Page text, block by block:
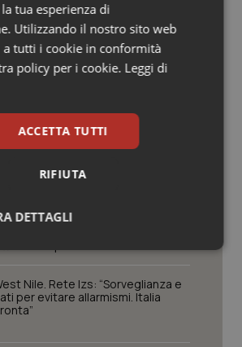
& Testa Collo
interessarti in
e Professioni
dell’adeguamento
Nile. Rete Izs: “Sorveglianza e
per evitare allarmismi. Italia
tua esperienza di
Utilizzando il nostro sito web
a tutti i cookie in conformità
policy per i cookie. Leggi di
ACCETTA TUTTI
RIFIUTA
DETTAGLI
Statistici Marketing